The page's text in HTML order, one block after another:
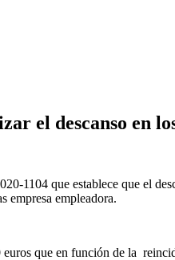
el descanso en
1104 que establece que el
empresa empleadora.
que en función de la